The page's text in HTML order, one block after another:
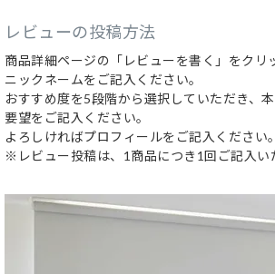
レビューの投稿方法
商品詳細ページの「レビューを書く」をクリ
ニックネームをご記入ください。
おすすめ度を5段階から選択していただき、
要望をご記入ください。
よろしければプロフィールをご記入ください。
※レビュー投稿は、1商品につき1回ご記入い